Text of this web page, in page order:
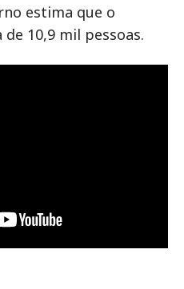
estima que o
10,9 mil pessoas.